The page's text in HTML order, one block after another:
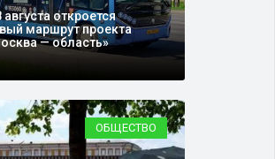
августа откроется
маршрут проекта
— область»
ОБЩЕСТВО